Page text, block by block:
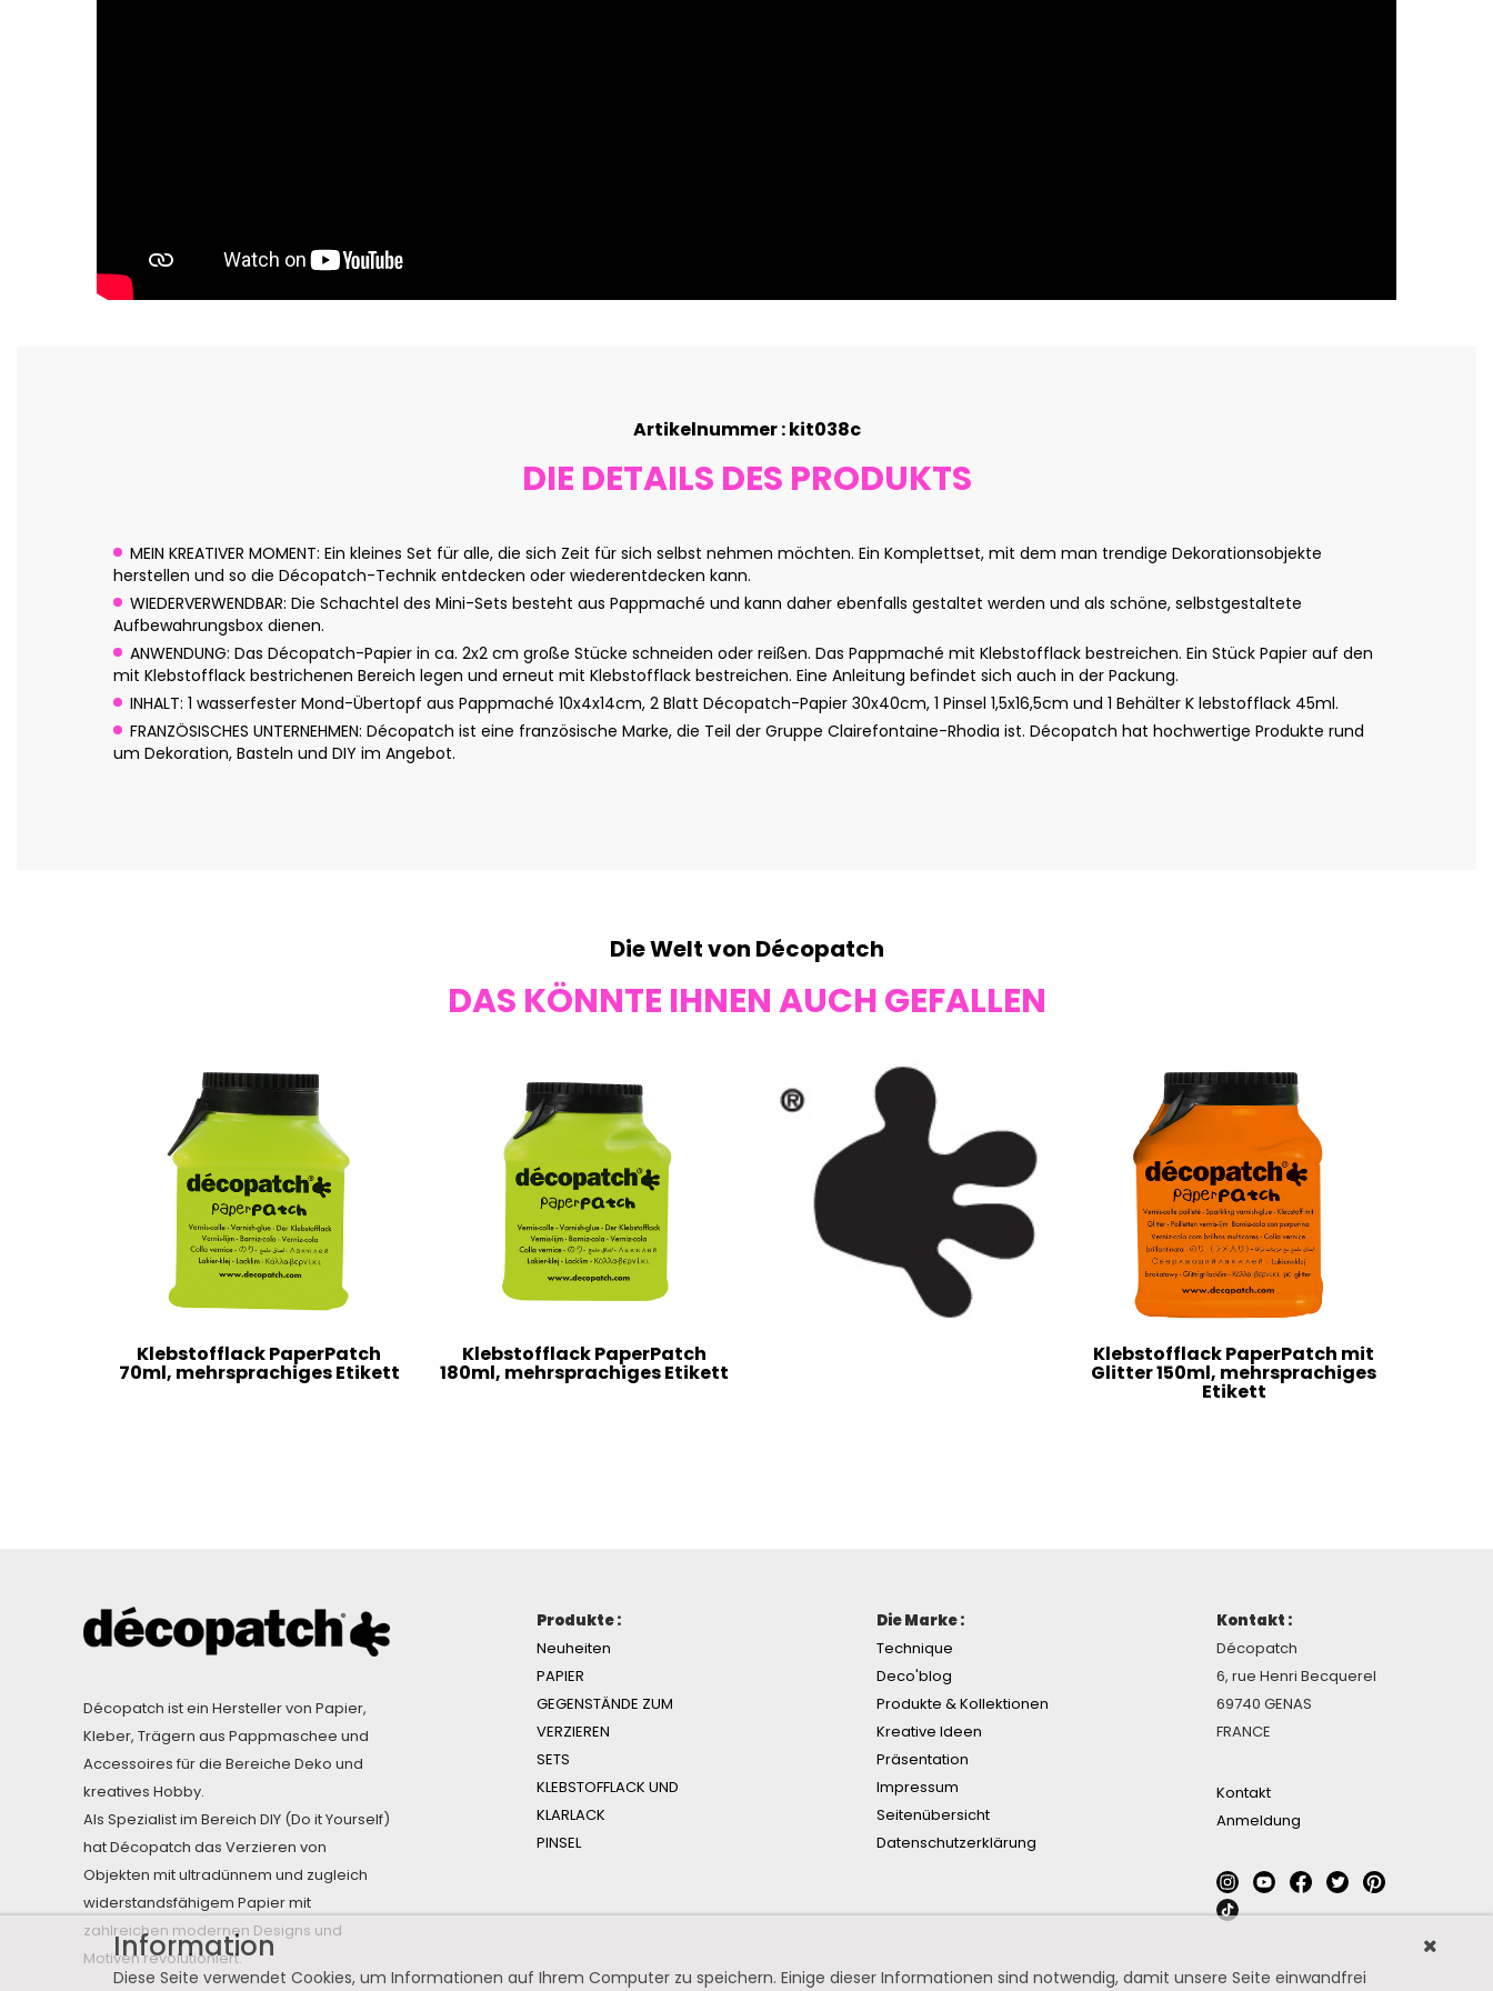
Artikelnummer : kit038c
DIE DETAILS DES PRODUKTS
MEIN KREATIVER MOMENT: Ein kleines Set für alle, die sich Zeit für sich selbst nehmen möchten. Ein Komplettset, mit dem man trendige Dekorationsobjekte
herstellen und so die Décopatch-Technik entdecken oder wiederentdecken kann.
WIEDERVERWENDBAR: Die Schachtel des Mini-Sets besteht aus Pappmaché und kann daher ebenfalls gestaltet werden und als schöne, selbstgestaltete
Aufbewahrungsbox dienen.
ANWENDUNG: Das Décopatch-Papier in ca. 2x2 cm große Stücke schneiden oder reißen. Das Pappmaché mit Klebstofflack bestreichen. Ein Stück Papier auf den
mit Klebstofflack bestrichenen Bereich legen und erneut mit Klebstofflack bestreichen. Eine Anleitung befindet sich auch in der Packung.
INHALT: 1 wasserfester Mond-Übertopf aus Pappmaché 10x4x14cm, 2 Blatt Décopatch-Papier 30x40cm, 1 Pinsel 1,5x16,5cm und 1 Behälter K lebstofflack 45ml.
FRANZÖSISCHES UNTERNEHMEN: Décopatch ist eine französische Marke, die Teil der Gruppe Clairefontaine-Rhodia ist. Décopatch hat hochwertige Produkte rund
um Dekoration, Basteln und DIY im Angebot.
Die Welt von Décopatch
DAS KÖNNTE IHNEN AUCH GEFALLEN
Klebstofflack PaperPatch
70ml, mehrsprachiges Etikett
Klebstofflack PaperPatch
180ml, mehrsprachiges Etikett
Klebstofflack PaperPatch mit
Glitter 150ml, mehrsprachiges
Etikett
Décopatch ist ein Hersteller von Papier,
Kleber, Trägern aus Pappmaschee und
Accessoires für die Bereiche Deko und
kreatives Hobby.
Als Spezialist im Bereich DIY (Do it Yourself)
hat Décopatch das Verzieren von
Objekten mit ultradünnem und zugleich
widerstandsfähigem Papier mit
zahlreichen modernen Designs und
Motiven revolutioniert.
Produkte :
Neuheiten
PAPIER
GEGENSTÄNDE ZUM
VERZIEREN
SETS
KLEBSTOFFLACK UND
KLARLACK
PINSEL
Die Marke :
Technique
Deco'blog
Produkte & Kollektionen
Kreative Ideen
Präsentation
Impressum
Seitenübersicht
Datenschutzerklärung
Kontakt :
Décopatch
6, rue Henri Becquerel
69740 GENAS
FRANCE
Kontakt
Anmeldung
Information
Diese Seite verwendet Cookies, um Informationen auf Ihrem Computer zu speichern. Einige dieser Informationen sind notwendig, damit unsere Seite einwandfrei